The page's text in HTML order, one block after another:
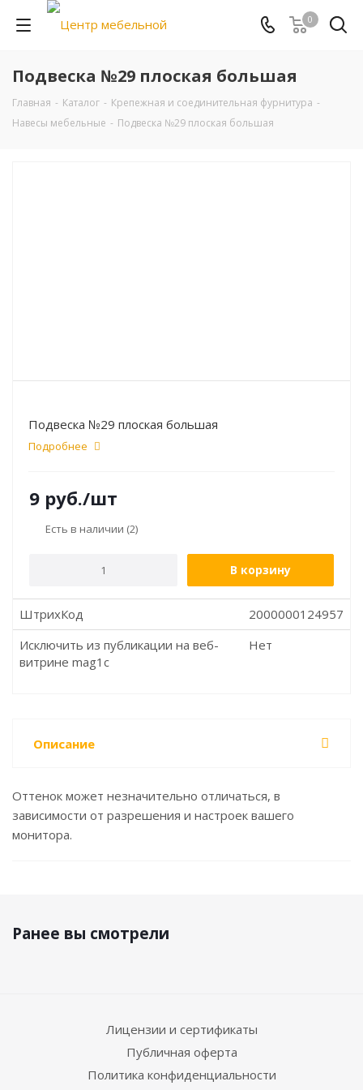
0
Подвеска №29 плоская большая
Главная - Каталог - Крепежная и соединительная фурнитура -
Навесы мебельные - Подвеска №29 плоская большая
Подвеска №29 плоская большая
Подробнее
9 руб./шт
Есть в наличии (2)
В корзину
ШтрихКод
2000000124957
Исключить из публикации на веб-
витрине mag1c
Нет
Описание
Оттенок может незначительно отличаться, в
зависимости от разрешения и настроек вашего
монитора.
Ранее вы смотрели
Лицензии и сертификаты
Публичная оферта
Политика конфиденциальности